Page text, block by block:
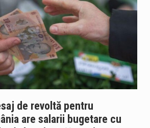
de revoltă pentru
are salarii bugetare cu